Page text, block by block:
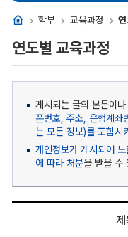
홈 학부 교육과정
연도별 교육과정
게시되는 글의 본문이나
폰번호, 주소, 은행계좌
는 모든 정보)를 포함시
개인정보가 게시되어
에 따라 처분을 받을 수